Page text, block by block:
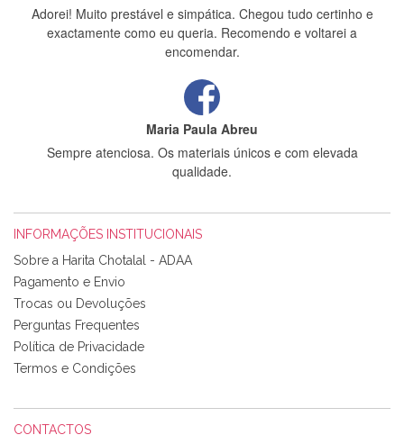
Adorei! Muito prestável e simpática. Chegou tudo certinho e
exactamente como eu queria. Recomendo e voltarei a
encomendar.
Maria Paula Abreu
Sempre atenciosa. Os materiais únicos e com elevada
qualidade.
Tudo chegou em condições, pois os produtos vieram muito
bem acondicionados. Estou plenamente satisfeita com os
produtos adquiridos. Relativamente à bolsa, tem um tecido
com um padrão e cores muito bonitas e a execução está
perfeitíssima. Futuramente penso voltar a comprar na vossa
loja, têm excelentes artigos a um preço muito justo. A
INFORMAÇÕES INSTITUCIONAIS
Sobre a Harita Chotalal - ADAA
Pagamento e Envio
Trocas ou Devoluções
Perguntas Frequentes
Política de Privacidade
Termos e Condições
CONTACTOS